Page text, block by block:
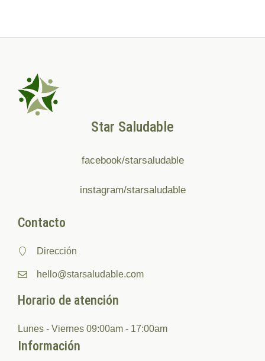
Star Saludable
facebook/starsaludable
instagram/starsaludable
Contacto
Dirección
hello@starsaludable.com
Horario de atención
Lunes - Viernes 09:00am - 17:00am
Información